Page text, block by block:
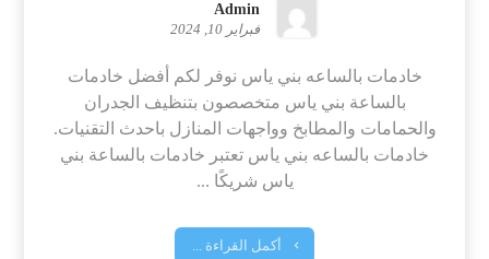
Admin
فبراير 10, 2024
خادمات بالساعه بني ياس نوفر لكم أفضل خادمات
بالساعة بني ياس متخصصون بتنظيف الجدران
والحمامات والمطابخ وواجهات المنازل باحدث التقنيات.
خادمات بالساعه بني ياس تعتبر خادمات بالساعة بني
ياس شريكًا ...
أكمل القراءة ...